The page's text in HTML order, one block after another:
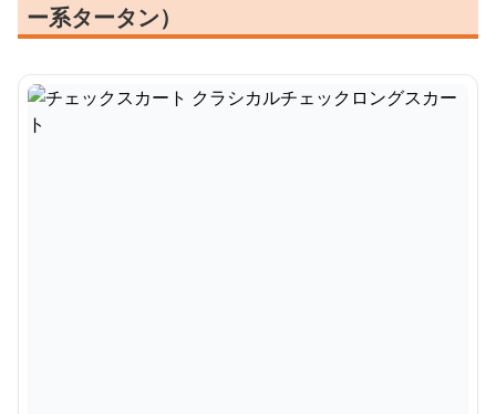
ー系タータン）